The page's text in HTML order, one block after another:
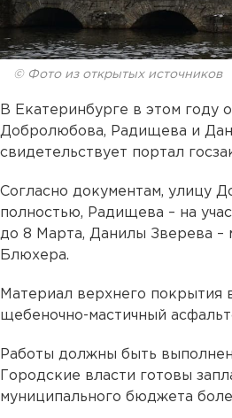
© Фото из открытых источников
В Екатеринбурге в этом году
Добролюбова, Радищева и
свидетельствует портал
Согласно документам, улицу
полностью, Радищева – на
до 8 Марта, Данилы Зверева –
Блюхера.
Материал верхнего покрытия
щебеночно-мастичный
Работы должны быть
Городские власти готовы
муниципального бюджета